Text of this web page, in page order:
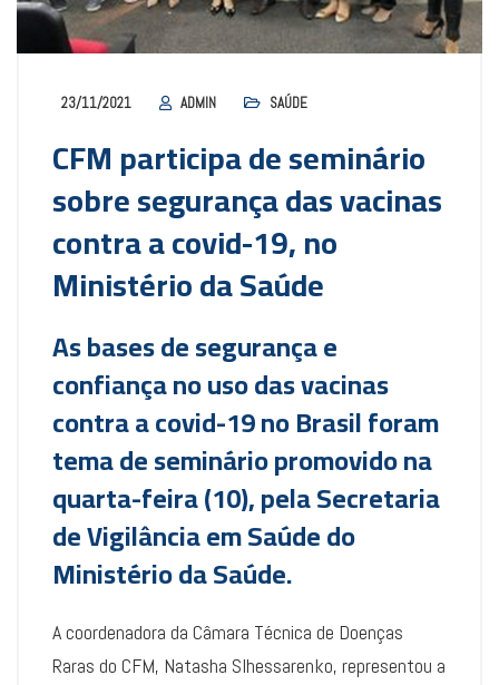
23/11/2021 ADMIN SAÚDE
CFM participa de seminário
sobre segurança das vacinas
contra a covid-19, no
Ministério da Saúde
As bases de segurança e
confiança no uso das vacinas
contra a covid-19 no Brasil foram
tema de seminário promovido na
quarta-feira (10), pela Secretaria
de Vigilância em Saúde do
Ministério da Saúde.
A coordenadora da Câmara Técnica de Doenças
Raras do CFM, Natasha Slhessarenko, representou a